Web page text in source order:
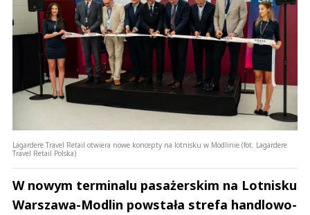
Lagardere Travel Retail otwiera nowe koncepty na lotnisku w Modlinie (fot. Lagardere
Travel Retail Polska)
W nowym terminalu pasażerskim na Lotnisku
Warszawa-Modlin powstała strefa handlowo-